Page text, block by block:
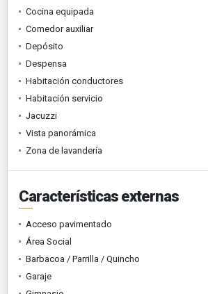
Cocina equipada
Comedor auxiliar
Depósito
Despensa
Habitación conductores
Habitación servicio
Jacuzzi
Vista panorámica
Zona de lavandería
Características externas
Acceso pavimentado
Área Social
Barbacoa / Parrilla / Quincho
Garaje